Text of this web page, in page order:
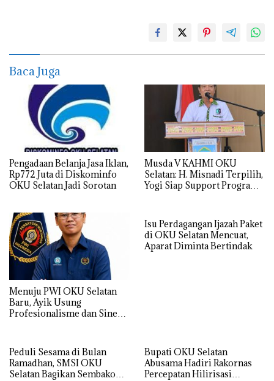
Baca Juga
Pengadaan Belanja Jasa Iklan,
Rp772 Juta di Diskominfo
OKU Selatan Jadi Sorotan
Musda V KAHMI OKU
Selatan: H. Misnadi Terpilih,
Yogi Siap Support Program
Menuju PWI OKU Selatan
Baru, Ayik Usung
Profesionalisme dan Sinergi
Isu Perdagangan Ijazah Paket
di OKU Selatan Mencuat,
Aparat Diminta Bertindak
Peduli Sesama di Bulan
Ramadhan, SMSI OKU
Selatan Bagikan Sembako
Bupati OKU Selatan
Abusama Hadiri Rakornas
Percepatan Hilirisasi